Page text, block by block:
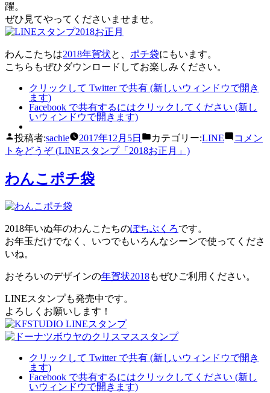
躍。
ぜひ見てやってくださいませませ。
わんこたちは2018年賀状と、 ポチ袋にもいます。
こちらもぜひダウンロードしてお楽しみください。
クリックして Twitter で共有 (新しいウィンドウで開き
ます)
Facebook で共有するにはクリックしてください (新し
いウィンドウで開きます)
投稿者:sachie 2017年12月5日 カテゴリー:LINE
コメン
トをどうぞ(LINEスタンプ「2018お正月」)
わんこポチ袋
2018年いぬ年のわんこたちのぽちぶくろです。
お年玉だけでなく、いつでもいろんなシーンで使ってくださ
いね。
おそろいのデザインの年賀状2018もぜひご利用ください。
LINEスタンプも発売中です。
よろしくお願いします！
クリックして Twitter で共有 (新しいウィンドウで開き
ます)
Facebook で共有するにはクリックしてください (新し
いウィンドウで開きます)